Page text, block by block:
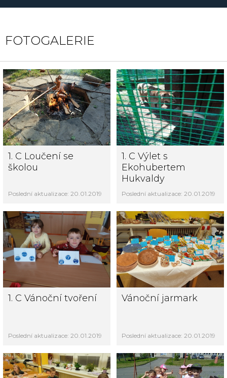
FOTOGALERIE
1. C Loučení se
školou
Poslední aktualizace: 20.01.2019
1. C Výlet s
Ekohubertem
Hukvaldy
Poslední aktualizace: 20.01.2019
1. C Vánoční tvoření
Poslední aktualizace: 20.01.2019
Vánoční jarmark
Poslední aktualizace: 20.01.2019